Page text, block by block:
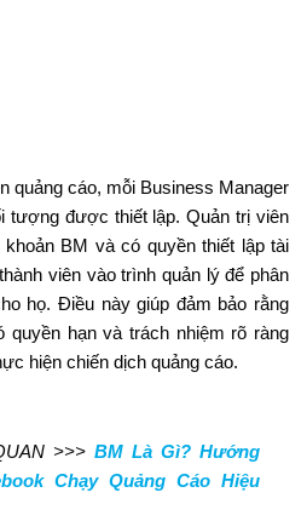
quảng cáo, mỗi Business Manager
tượng được thiết lập. Quản trị viên
BM và có quyền thiết lập tài
viên vào trình quản lý để phân
họ. Điều này giúp đảm bảo rằng
quyền hạn và trách nhiệm rõ ràng
hiện chiến dịch quảng cáo.
>>> BM Là Gì? Hướng
Chạy Quảng Cáo Hiệu